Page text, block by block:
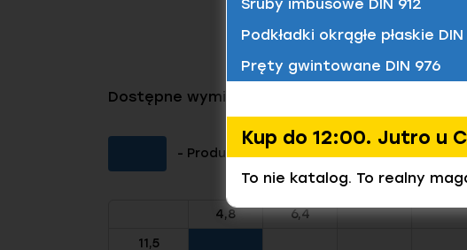
Dostępne wymiary tego produktu
- Produkt dostępny (Kliknij aby zamówić)
4,8
6,4
11,5
Śruby imbusowe DIN 912
Podkładki okrągłe płaskie DIN
Pręty gwintowane DIN 976
Kup do 12:00. Jutro u
To nie katalog. To realny